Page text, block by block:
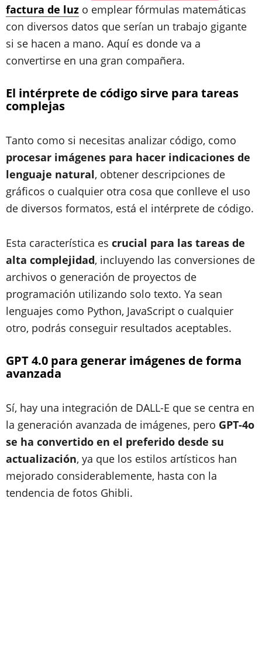
factura de luz o emplear fórmulas matemáticas
con diversos datos que serían un trabajo gigante
si se hacen a mano. Aquí es donde va a
convertirse en una gran compañera.
El intérprete de código sirve para tareas
complejas
Tanto como si necesitas analizar código, como
procesar imágenes para hacer indicaciones de
lenguaje natural, obtener descripciones de
gráficos o cualquier otra cosa que conlleve el uso
de diversos formatos, está el intérprete de código.
Esta característica es crucial para las tareas de
alta complejidad, incluyendo las conversiones de
archivos o generación de proyectos de
programación utilizando solo texto. Ya sean
lenguajes como Python, JavaScript o cualquier
otro, podrás conseguir resultados aceptables.
GPT 4.0 para generar imágenes de forma
avanzada
Sí, hay una integración de DALL-E que se centra en
la generación avanzada de imágenes, pero GPT-4o
se ha convertido en el preferido desde su
actualización, ya que los estilos artísticos han
mejorado considerablemente, hasta con la
tendencia de fotos Ghibli.